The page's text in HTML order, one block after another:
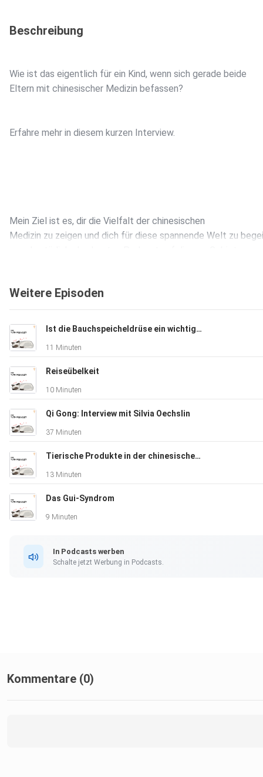
Beschreibung
Wie ist das eigentlich für ein Kind, wenn sich gerade beide
Eltern mit chinesischer Medizin befassen?
Erfahre mehr in diesem kurzen Interview.
Mein Ziel ist es, dir die Vielfalt der chinesischen
Medizin zu zeigen und dich für diese spannende Welt zu
Weiter Podcasts aus dieser Serie findest du auf meiner
Institutsseite:
⁠https://www.maharainstitute.ch/podcast⁠
Falls du mich unterstützen möchtest ,darfst du mich gerne auf
einen Kaffee einladen. ;-)
⁠https://buymeacoffee.com/tcmpodcast⁠
Weitere Episoden
Ist die Bauchspeicheldrüse ein wichtiges Organ in der TCM?
11 Minuten
Reiseübelkeit
10 Minuten
Qi Gong: Interview mit Silvia Oechslin
37 Minuten
Tierische Produkte in der chinesischen Medizin
13 Minuten
Das Gui-Syndrom
9 Minuten
In Podcasts werben
Schalte jetzt Werbung in Podcasts.
Kommentare (0)